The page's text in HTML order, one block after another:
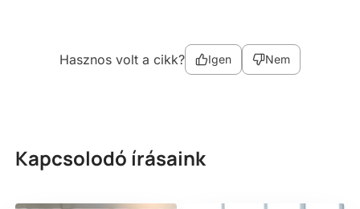
Hasznos volt a cikk? Igen Nem
Kapcsolodó írásaink